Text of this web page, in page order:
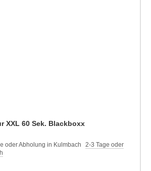
XXL 60 Sek. Blackboxx
2-3 Tage oder